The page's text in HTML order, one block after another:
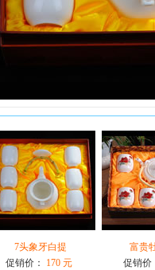
7头象牙白提
促销价：
170 元
富贵
促销价